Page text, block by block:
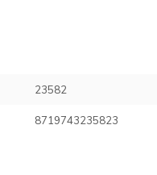
23582
8719743235823